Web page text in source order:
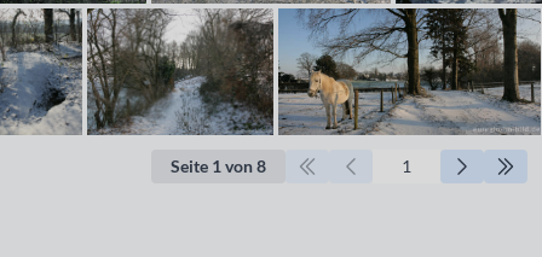
Seite 1 von 8